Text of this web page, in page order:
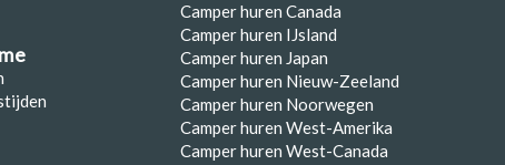
Camper huren Canada
Camper huren IJsland
Camper huren Japan
Camper huren Nieuw-Zeeland
Camper huren Noorwegen
Camper huren West-Amerika
Camper huren West-Canada